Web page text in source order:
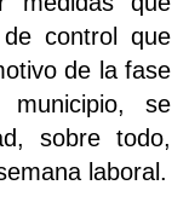
control que
de la fase
se
sobre todo,
laboral.